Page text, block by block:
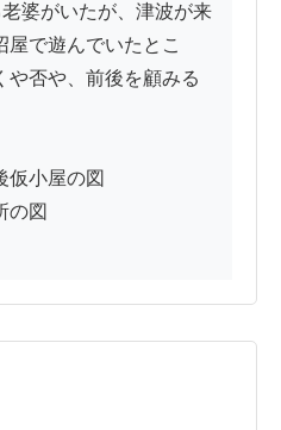
婆がいたが、津波が来
屋で遊んでいたとこ
や否や、前後を顧みる
仮小屋の図
の図